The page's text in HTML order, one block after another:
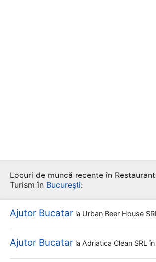
Locuri de muncă recente în
Turism în București:
Ajutor Bucatar la Urban Beer House
Ajutor Bucatar la Adriatica Clean SRL